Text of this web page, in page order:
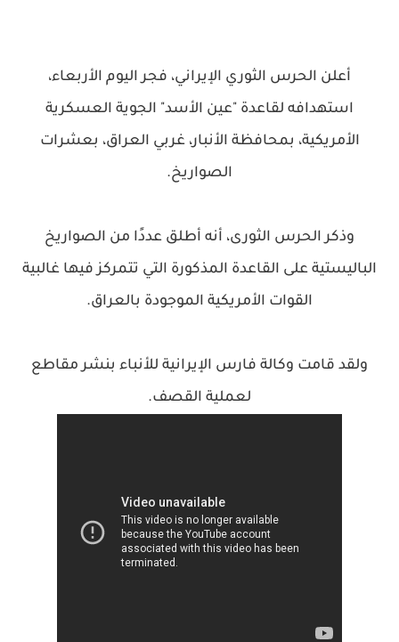
أعلن الحرس الثوري الإيراني، فجر اليوم الأربعاء،
استهدافه لقاعدة "عين الأسد" الجوية العسكرية
الأمريكية، بمحافظة الأنبار، غربي العراق، بعشرات
الصواريخ.
وذكر الحرس الثورى، أنه أطلق عددًا من الصواريخ
الباليستية على القاعدة المذكورة التي تتمركز فيها غالبية
القوات الأمريكية الموجودة بالعراق.
ولقد قامت وكالة فارس الإيرانية للأنباء بنشر مقاطع
لعملية القصف.